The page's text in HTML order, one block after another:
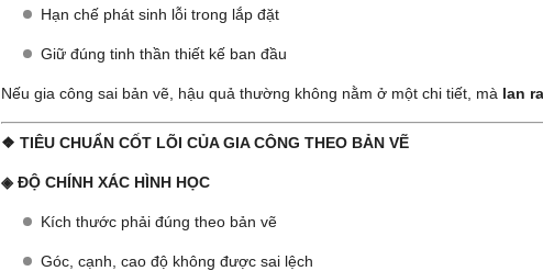
Hạn chế phát sinh lỗi trong lắp đặt
Giữ đúng tinh thần thiết kế ban đầu
Nếu gia công sai bản vẽ, hậu quả thường không nằm ở một chi tiết, mà lan
❖ TIÊU CHUẨN CỐT LÕI CỦA GIA CÔNG THEO BẢN VẼ
◈ ĐỘ CHÍNH XÁC HÌNH HỌC
Kích thước phải đúng theo bản vẽ
Góc, cạnh, cao độ không được sai lệch